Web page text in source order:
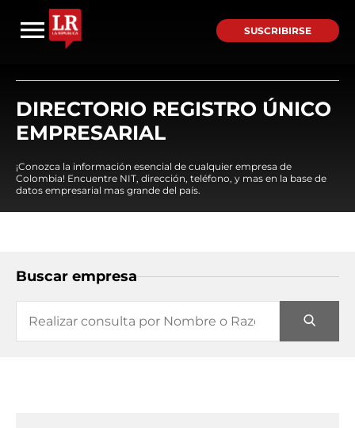
SUSCRIBIRSE
DIRECTORIO REGISTRO ÚNICO
EMPRESARIAL
¡Conozca la información esencial de cualquier empresa de
Colombia! Encuentre NIT, dirección, teléfono, y mas en la base de
datos empresarial mas grande del país.
Buscar empresa